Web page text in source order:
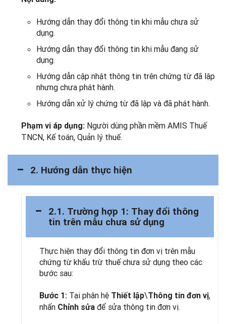
Hướng dẫn thay đổi thông tin khi mẫu chưa sử
dụng.
Hướng dẫn thay đổi thông tin khi mẫu đang sử
dụng.
Hướng dẫn cập nhật thông tin trên chứng từ đã lập
nhưng chưa phát hành.
Hướng dẫn xử lý chứng từ đã lập và đã phát hành.
Phạm vi áp dụng: Người dùng phần mềm AMIS Thuế
TNCN, Kế toán, Quản lý thuế.
2. Hướng dẫn thực hiện
2.1. Trường hợp 1: Thay đổi thông
tin trên mẫu chưa sử dụng
Thực hiện thay đổi thông tin đơn vị trên mẫu
chứng từ khấu trừ thuế chưa sử dụng theo các
bước sau:
Bước 1: Tại phân hệ Thiết lập\Thông tin đơn vị,
nhấn Chỉnh sửa để sửa thông tin đơn vị.